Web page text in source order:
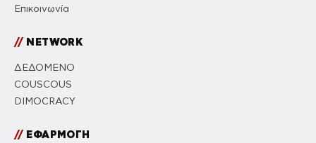
Επικοινωνία
//NETWORK
ΔΕΔΟΜΕΝΟ
COUSCOUS
DIMOCRACY
//ΕΦΑΡΜΟΓΗ